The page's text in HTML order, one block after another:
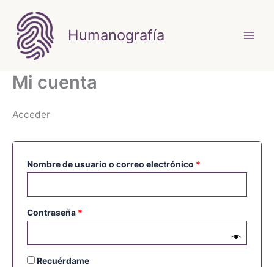
contenido
Humanografía
Mi cuenta
Acceder
Nombre de usuario o correo electrónico *
Contraseña *
Recuérdame